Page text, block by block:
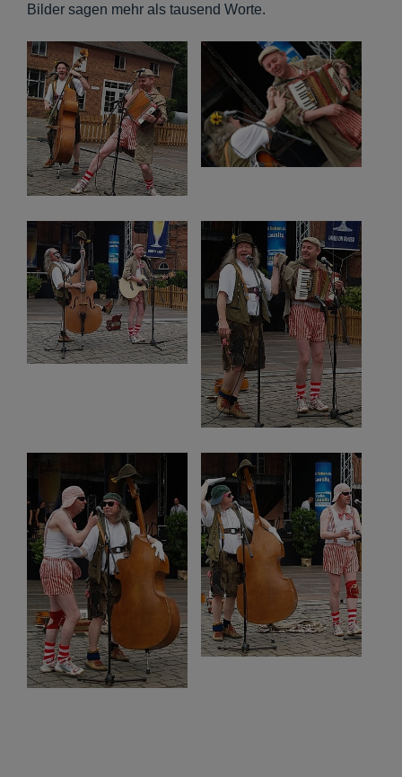
Bilder sagen mehr als tausend Worte.